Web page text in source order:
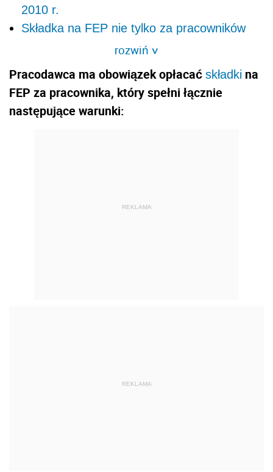
2010 r.
Składka na FEP nie tylko za pracowników
rozwiń>
Pracodawca ma obowiązek opłacać składki na
FEP za pracownika, który spełni łącznie
następujące warunki:
REKLAMA
REKLAMA